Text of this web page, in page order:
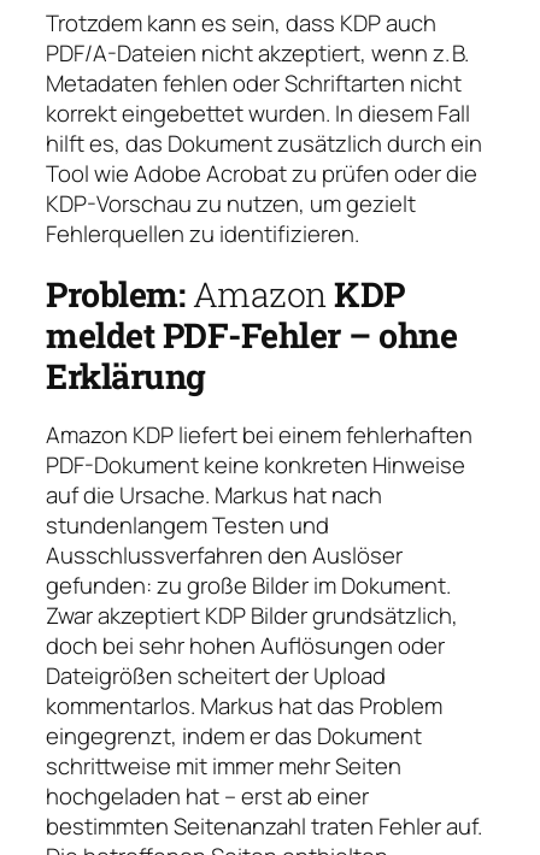
Trotzdem kann es sein, dass KDP auch
PDF/A-Dateien nicht akzeptiert, wenn z. B.
Metadaten fehlen oder Schriftarten nicht
korrekt eingebettet wurden. In diesem Fall
hilft es, das Dokument zusätzlich durch ein
Tool wie Adobe Acrobat zu prüfen oder die
KDP-Vorschau zu nutzen, um gezielt
Fehlerquellen zu identifizieren.
Problem:AmazonKDP
meldet PDF-Fehler – ohne
Erklärung
Amazon KDP liefert bei einem fehlerhaften
PDF-Dokument keine konkreten Hinweise
auf die Ursache. Markus hat nach
stundenlangem Testen und
Ausschlussverfahren den Auslöser
gefunden: zu große Bilder im Dokument.
Zwar akzeptiert KDP Bilder grundsätzlich,
doch bei sehr hohen Auflösungen oder
Dateigrößen scheitert der Upload
kommentarlos. Markus hat das Problem
eingegrenzt, indem er das Dokument
schrittweise mit immer mehr Seiten
hochgeladen hat – erst ab einer
bestimmten Seitenanzahl traten Fehler auf.